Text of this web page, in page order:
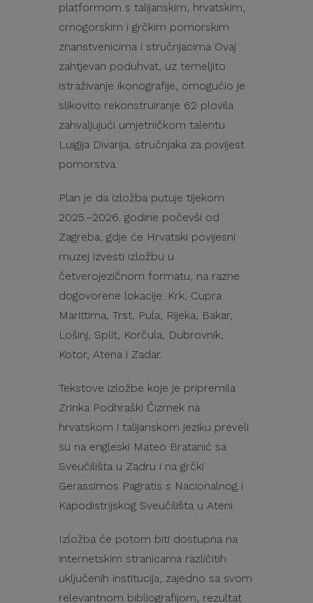
platformom s talijanskim, hrvatskim,
crnogorskim i grčkim pomorskim
znanstvenicima i stručnjacima Ovaj
zahtjevan poduhvat, uz temeljito
istraživanje ikonografije, omogućio je
slikovito rekonstruiranje 62 plovila
zahvaljujući umjetničkom talentu
Luigija Divarija, stručnjaka za povijest
pomorstva.
Plan je da izložba putuje tijekom
2025.–2026. godine počevši od
Zagreba, gdje će Hrvatski povijesni
muzej izvesti izložbu u
četverojezičnom formatu, na razne
dogovorene lokacije: Krk, Cupra
Marittima, Trst, Pula, Rijeka, Bakar,
Lošinj, Split, Korčula, Dubrovnik,
Kotor, Atena i Zadar.
Tekstove izložbe koje je pripremila
Zrinka Podhraški Čizmek na
hrvatskom i talijanskom jeziku preveli
su na engleski Mateo Bratanić sa
Sveučilišta u Zadru i na grčki
Gerassimos Pagratis s Nacionalnog i
Kapodistrijskog Sveučilišta u Ateni.
Izložba će potom biti dostupna na
internetskim stranicama različitih
uključenih institucija, zajedno sa svom
relevantnom bibliografijom, rezultat